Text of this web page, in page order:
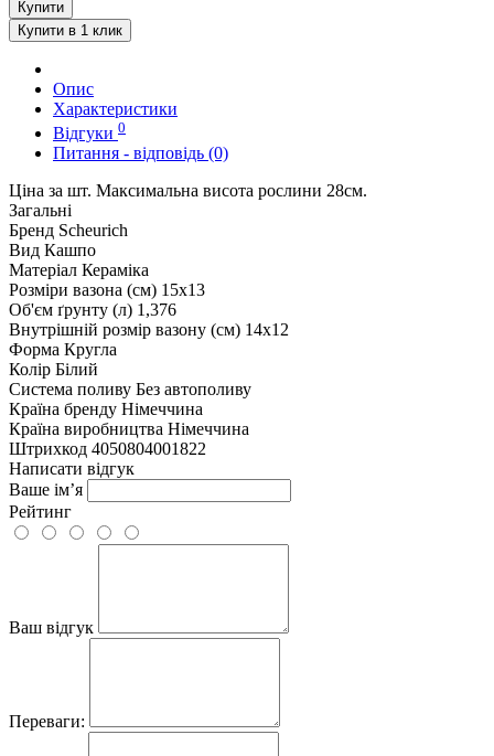
Купити
Купити в 1 клик
Опис
Характеристики
Відгуки 0
Питання - відповідь (0)
Ціна за шт. Максимальна висота рослини 28см.
Загальні
Бренд Scheurich
Вид Кашпо
Матеріал Кераміка
Розміри вазона (см) 15x13
Об'єм ґрунту (л) 1,376
Внутрішній розмір вазону (см) 14x12
Форма Кругла
Колір Білий
Система поливу Без автополиву
Країна бренду Німеччина
Країна виробництва Німеччина
Штрихкод 4050804001822
Написати відгук
Ваше ім’я
Рейтинг
Ваш відгук
Переваги: